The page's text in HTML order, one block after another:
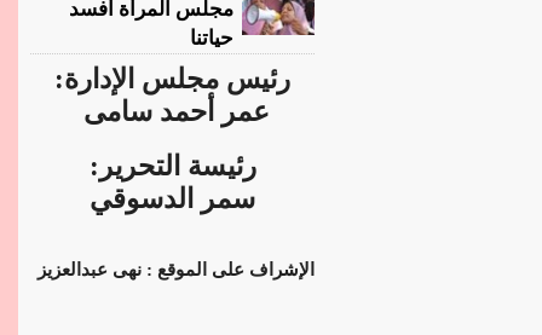
مجلس المرأة أفسد
حياتنا
رئيس مجلس الإدارة:
عمر أحمد سامى
رئيسة التحرير:
سمر الدسوقي
الإشراف على الموقع : نهى عبدالعزيز